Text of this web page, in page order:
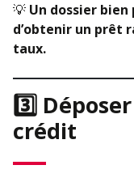
💡 Un dossier
d’obtenir un prêt
taux.
3️⃣
crédit